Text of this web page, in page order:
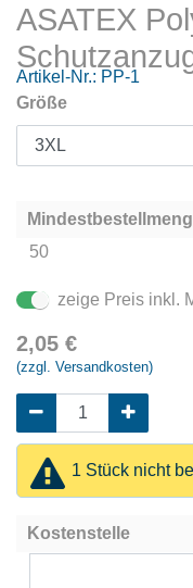
ASATEX
Artikel-Nr.: PP-1
Größe
50
zeige Preis inkl.
2,05 €
(zzgl. Versandkosten)
1 Stück nicht
Kostenstelle